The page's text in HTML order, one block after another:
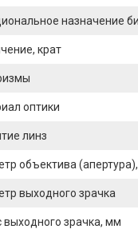
назначение
крат
оптики
линз
объектива
выходного зрачка
выходного зрачка, мм